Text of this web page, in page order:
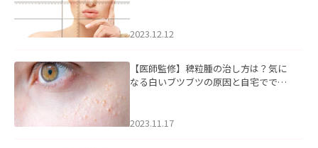
2023.12.12
【医師監修】稗粒腫の治し方は？気に
なる白いブツブツの原因と自宅ででき
2023.11.17